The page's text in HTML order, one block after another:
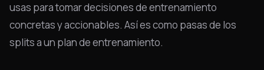
usas para tomar decisiones de entrenamiento
concretas y accionables. Así es como pasas de los
splits a un plan de entrenamiento.